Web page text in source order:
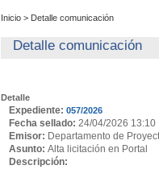
Inicio > Detalle comunicación
Detalle comunicación
Detalle
Expediente: 057/2026
Fecha sellado: 24/04/2026 13:10
Emisor: Departamento de
Asunto: Alta licitación en Portal
Descripción: